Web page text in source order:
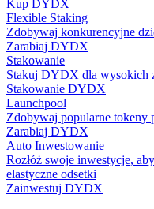
Przewodnik
Przewodnik dla
Kup DYDX
Flexible Staking
Zdobywaj konkurencyjne
Zarabiaj DYDX
Stakowanie
Stakuj DYDX dla wysokich
Stakowanie DYDX
Launchpool
Zdobywaj popularne tokeny
Zarabiaj DYDX
Auto Inwestowanie
Rozłóż swoje inwestycje,
elastyczne odsetki
Zainwestuj DYDX